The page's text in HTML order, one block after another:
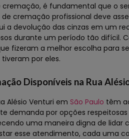
cremação, é fundamental que o
cremação profissional deve
a devolução das cinzas em um
durante um período tão difícil.
fizeram a melhor escolha para
por eles.
Disponíveis na Rua
Alésio Venturi em São Paulo têm
demanda por opções
uma maneira digna de lidar
esse atendimento, cada uma